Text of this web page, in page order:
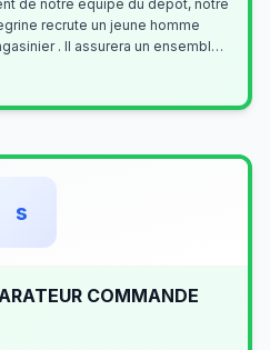
de notre équipe du dépôt, notre
recrute un jeune homme
. Il assurera un ensemble
s
COMMANDE